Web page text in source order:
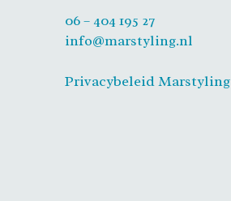
06 – 404 195 27
info@marstyling.nl
Privacybeleid Marstyling